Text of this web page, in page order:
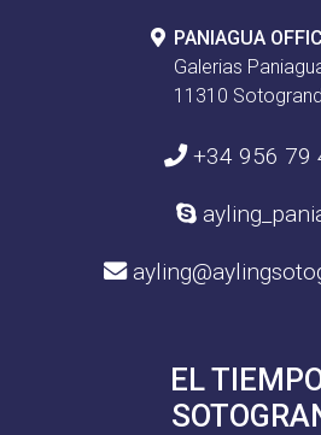
PANIAGUA
Galerias
11310
+34 956 79
EL